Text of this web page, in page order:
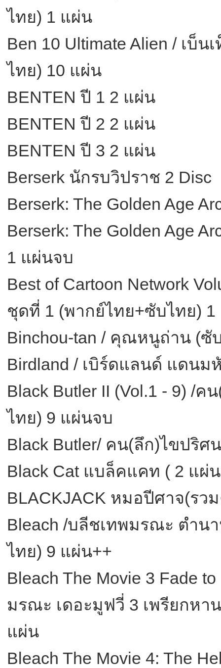
ไทย) 1 แผ่น
Ben 10 Ultimate Alien / เบ็
ไทย) 10 แผ่น
BENTEN ปี 1 2 แผ่น
BENTEN ปี 2 2 แผ่น
BENTEN ปี 3 2 แผ่น
Berserk นักรบวิปราช 2 Disc
Berserk: The Golden Age
Berserk: The Golden Age
1 แผ่นจบ
Best of Cartoon Network
ชุดที่ 1 (พากย์ไทย+ซับไทย) 1
Binchou-tan / คุณหนูถ่าน (ซั
Birdland / เบิร์ดแลนด์ แดนม
Black Butler II (Vol.1 - 9) /
ไทย) 9 แผ่นจบ
Black Butler/ คน(ลึก)ไขปริ
Black Cat แบล็คแคท ( 2 แผ่
BLACKJACK หมอปีศาจ(ร
Bleach /บลีชเทพมรณะ ตำ
ไทย) 9 แผ่น++
Bleach The Movie 3 Fade
มรณะ เดอะมูฟวี่ 3 เพรียกหา
แผ่น
Bleach The Movie 4: The